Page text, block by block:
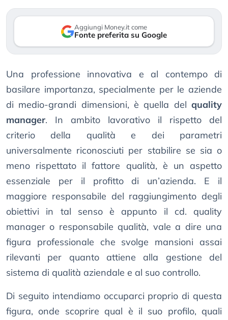
Aggiungi Money.it come
Fonte preferita su Google
Una professione innovativa e al contempo di
basilare importanza, specialmente per le aziende
di medio-grandi dimensioni, è quella del quality
manager. In ambito lavorativo il rispetto del
criterio della qualità e dei parametri
universalmente riconosciuti per stabilire se sia o
meno rispettato il fattore qualità, è un aspetto
essenziale per il profitto di un’azienda. E il
maggiore responsabile del raggiungimento degli
obiettivi in tal senso è appunto il cd. quality
manager o responsabile qualità, vale a dire una
figura professionale che svolge mansioni assai
rilevanti per quanto attiene alla gestione del
sistema di qualità aziendale e al suo controllo.
Di seguito intendiamo occuparci proprio di questa
figura, onde scoprire qual è il suo profilo, quali